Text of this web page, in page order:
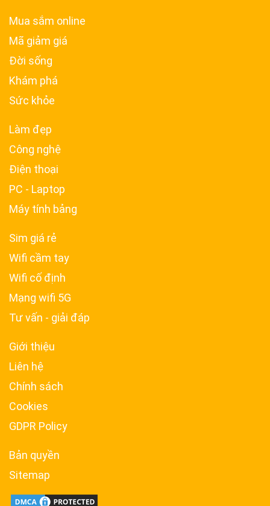
Mua sắm online
Mã giảm giá
Đời sống
Khám phá
Sức khỏe
Làm đẹp
Công nghệ
Điện thoại
PC - Laptop
Máy tính bảng
Sim giá rẻ
Wifi cầm tay
Wifi cố định
Mạng wifi 5G
Tư vấn - giải đáp
Giới thiệu
Liên hệ
Chính sách
Cookies
GDPR Policy
Bản quyền
Sitemap